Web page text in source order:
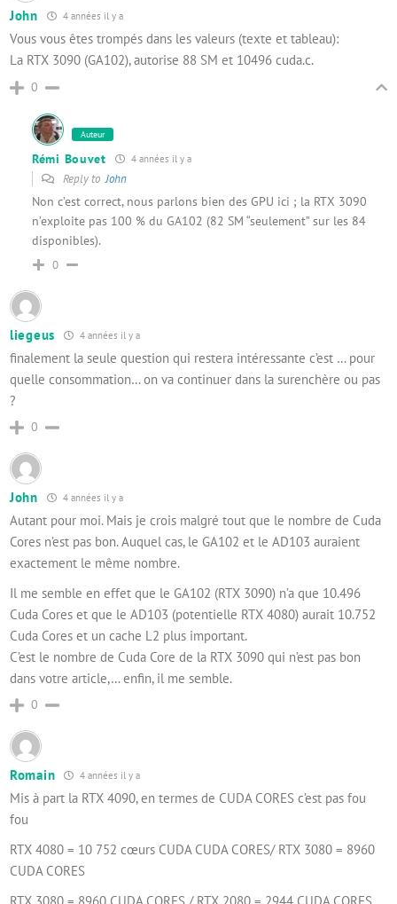
John 4 années il y a
Vous vous êtes trompés dans les valeurs (texte et tableau):
La RTX 3090 (GA102), autorise 88 SM et 10496 cuda.c.
0
Auteur
Rémi Bouvet 4 années il y a
Reply toJohn
Non c’est correct, nous parlons bien des GPU ici ; la RTX 3090
n’exploite pas 100 % du GA102 (82 SM “seulement” sur les 84
disponibles).
0
liegeus 4 années il y a
finalement la seule question qui restera intéressante c’est … pour
quelle consommation… on va continuer dans la surenchère ou pas
?
0
John 4 années il y a
Autant pour moi. Mais je crois malgré tout que le nombre de Cuda
Cores n’est pas bon. Auquel cas, le GA102 et le AD103 auraient
exactement le même nombre.
Il me semble en effet que le GA102 (RTX 3090) n’a que 10.496
Cuda Cores et que le AD103 (potentielle RTX 4080) aurait 10.752
Cuda Cores et un cache L2 plus important.
C’est le nombre de Cuda Core de la RTX 3090 qui n’est pas bon
dans votre article,… enfin, il me semble.
0
Romain 4 années il y a
Mis à part la RTX 4090, en termes de CUDA CORES c’est pas fou
fou
RTX 4080 = 10 752 cœurs CUDA CUDA CORES/ RTX 3080 = 8960
CUDA CORES